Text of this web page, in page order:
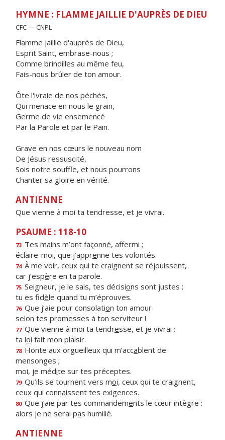
HYMNE : FLAMME JAILLIE D'AUPRÈS DE DIEU
CFC — CNPL
Flamme jaillie d'auprès de Dieu,
Esprit Saint, embrase-nous ;
Comme brindilles au même feu,
Fais-nous brûler de ton amour.
Ôte l'ivraie de nos péchés,
Qui menace en nous le grain,
Germe de vie ensemencé
Par la Parole et par le Pain.
Grave en nos cœurs le nouveau nom
De Jésus ressuscité,
Sois notre souffle, et nous pourrons
Chanter sa gloire en vérité.
ANTIENNE
Que vienne à moi ta tendresse, et je vivrai.
PSAUME : 118-10
73 Tes mains m’ont façonné, affermi ;
éclaire-moi, que j’apprenne tes volontés.
74 À me voir, ceux qui te craignent se réjouissent,
car j’espère en ta parole.
75 Seigneur, je le sais, tes décisions sont justes ;
tu es fidèle quand tu m’éprouves.
76 Que j’aie pour consolation ton amour
selon tes promesses à ton serviteur !
77 Que vienne à moi ta tendresse, et je vivrai :
ta loi fait mon plaisir.
78 Honte aux orgueilleux qui m’accablent de
mensonges ;
moi, je médite sur tes préceptes.
79 Qu’ils se tournent vers moi, ceux qui te craignent,
ceux qui connaissent tes exigences.
80 Que j’aie par tes commandements le cœur intègre :
alors je ne serai pas humilié.
ANTIENNE